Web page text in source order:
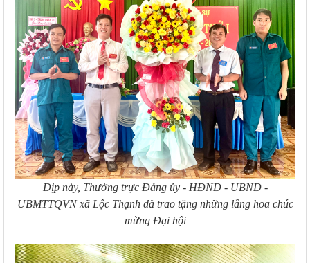
Dịp này, Thường trực Đảng ủy - HĐND - UBND -
UBMTTQVN xã Lộc Thạnh đã trao tặng những lẵng hoa chúc
mừng Đại hội